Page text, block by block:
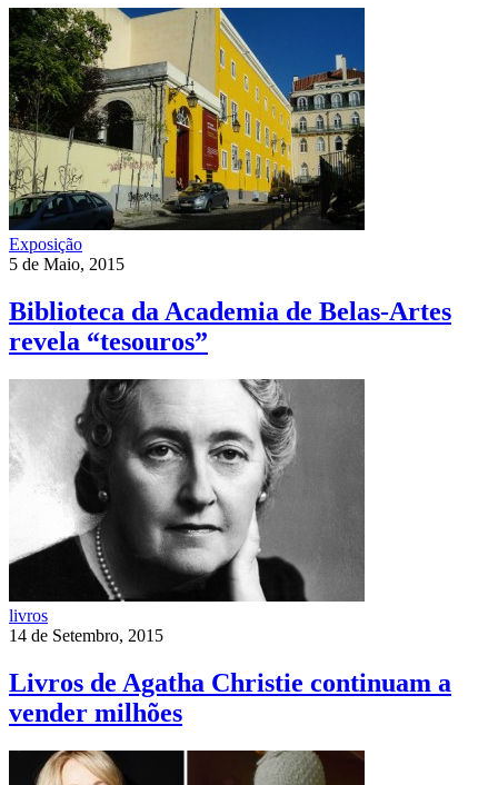
Exposição
5 de Maio, 2015
Biblioteca da Academia de Belas-Artes
revela “tesouros”
livros
14 de Setembro, 2015
Livros de Agatha Christie continuam a
vender milhões